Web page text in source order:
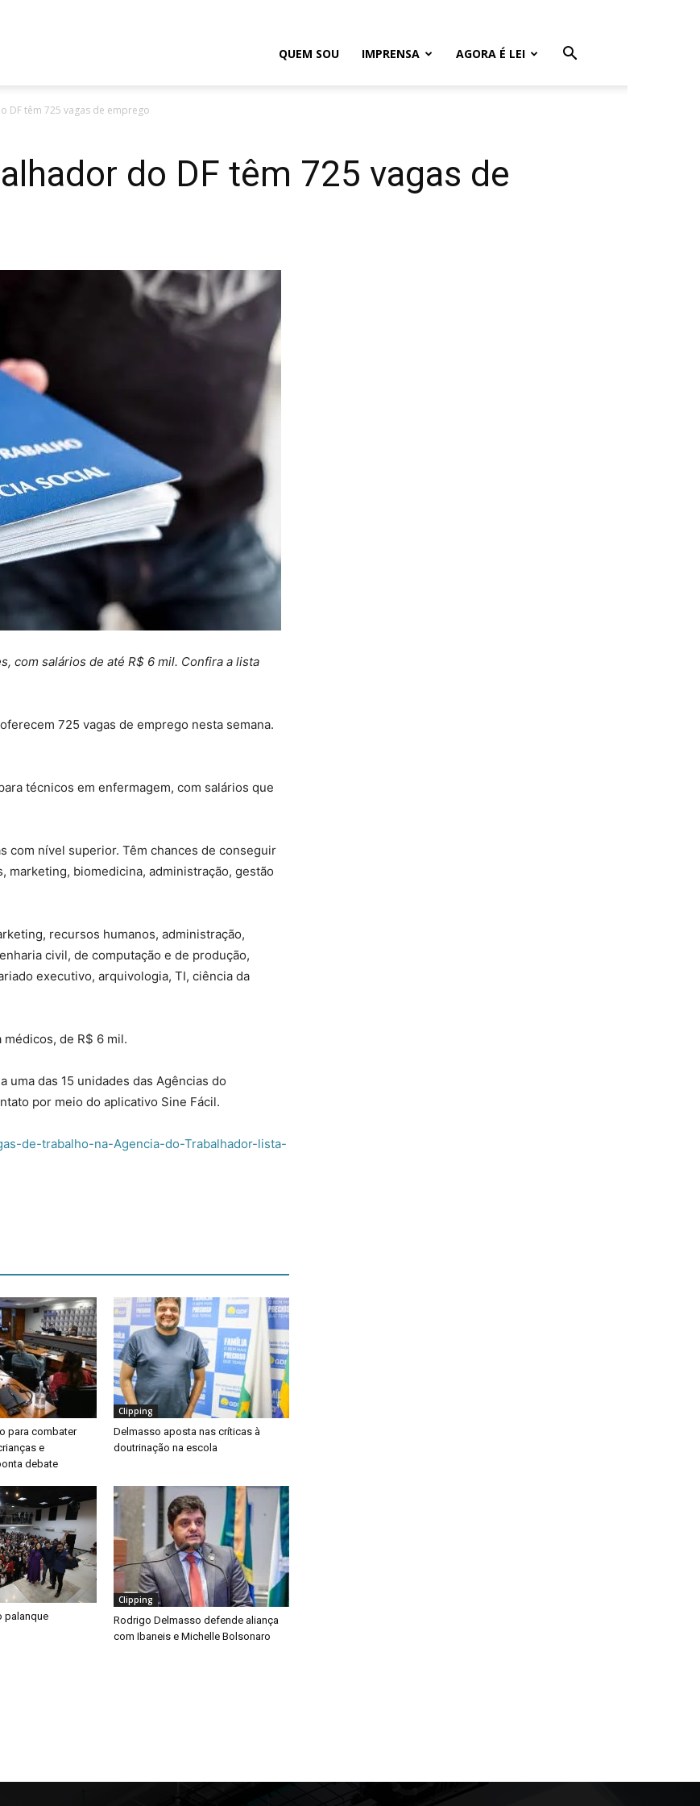
QUEM SOU IMPRENSA AGORA É LEI
DF têm 725 vagas de emprego
do DF têm 725 vagas de
com salários de até R$ 6 mil. Confira a lista
oferecem 725 vagas de emprego nesta semana.
técnicos em enfermagem, com salários que
com nível superior. Têm chances de conseguir
marketing, biomedicina, administração, gestão
recursos humanos, administração,
civil, de computação e de produção,
executivo, arquivologia, TI, ciência da
de R$ 6 mil.
uma das 15 unidades das Agências do
por meio do aplicativo Sine Fácil.
de-trabalho-na-Agencia-do-Trabalhador-lista-
para combater
e
debate
Clipping
Delmasso aposta nas críticas à
doutrinação na escola
palanque
Clipping
Rodrigo Delmasso defende aliança
com Ibaneis e Michelle Bolsonaro